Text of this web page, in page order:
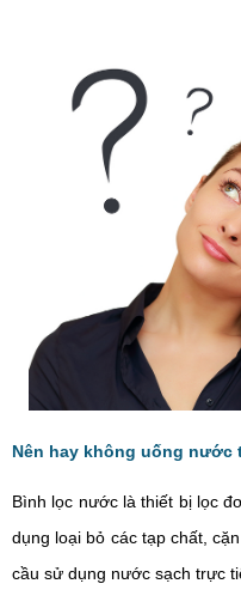
Nên hay không uống
Bình lọc nước là thiết bị lọc
dụng loại bỏ các tạp chất,
cầu sử dụng nước sạch trực